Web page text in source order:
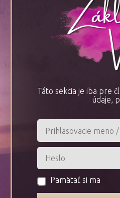
Táto sekcia je iba pre
údaje,
Pamätať si ma